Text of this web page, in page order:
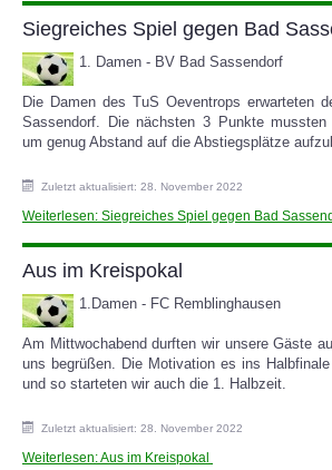
Siegreiches Spiel gegen Bad
1. Damen - BV Bad Sassendorf
Die Damen des TuS Oeventrops erwarteten
Sassendorf. Die nächsten 3 Punkte mussten
um genug Abstand auf die Abstiegsplätze
Zuletzt aktualisiert: 28. November 2022
Weiterlesen: Siegreiches Spiel gegen Bad
Aus im Kreispokal
1.Damen - FC Remblinghausen
Am Mittwochabend durften wir unsere Gäste
uns begrüßen. Die Motivation es ins
und so starteten wir auch die 1. Halbzeit.
Zuletzt aktualisiert: 28. November 2022
Weiterlesen: Aus im Kreispokal